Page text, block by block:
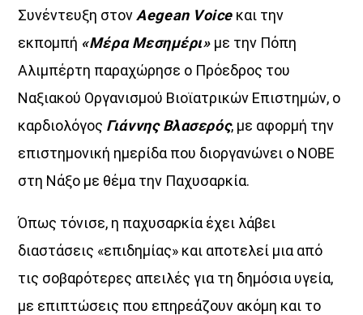
ΔΙΚΤΥΩΣΗ ΜΕ VOICE 102,5
Συνέντευξη στον Aegean Voiceκαι την
εκπομπή «Μέρα Μεσημέρι» με την Πόπη
Αλιμπέρτη παραχώρησε ο Πρόεδρος του
Ναξιακού Οργανισμού Βιοϊατρικών Επιστημών, ο
καρδιολόγος Γιάννης Βλασερός, με αφορμή την
επιστημονική ημερίδα που διοργανώνει ο ΝΟΒΕ
στη Νάξο με θέμα την Παχυσαρκία.
Όπως τόνισε, η παχυσαρκία έχει λάβει
διαστάσεις «επιδημίας» και αποτελεί μια από
τις σοβαρότερες απειλές για τη δημόσια υγεία,
με επιπτώσεις που επηρεάζουν ακόμη και το